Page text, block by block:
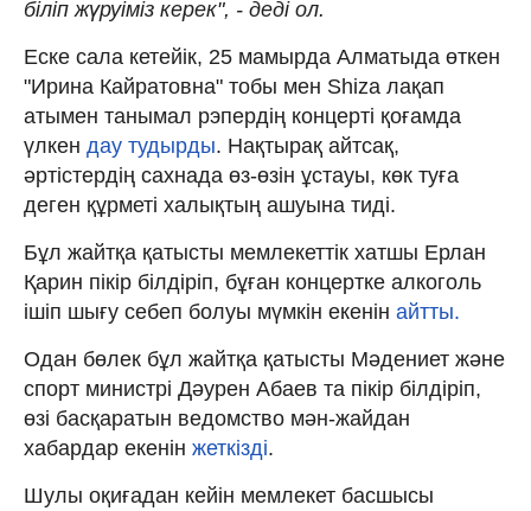
біліп жүруіміз керек", - деді ол.
Еске сала кетейік, 25 мамырда Алматыда өткен
"Ирина Кайратовна" тобы мен Shiza лақап
атымен танымал рэпердің концерті қоғамда
үлкен дау тудырды. Нақтырақ айтсақ,
әртістердің сахнада өз-өзін ұстауы, көк туға
деген құрметі халықтың ашуына тиді.
Бұл жайтқа қатысты мемлекеттік хатшы Ерлан
Қарин пікір білдіріп, бұған концертке алкоголь
ішіп шығу себеп болуы мүмкін екенін айтты.
Одан бөлек бұл жайтқа қатысты Мәдениет және
спорт министрі Дәурен Абаев та пікір білдіріп,
өзі басқаратын ведомство мән-жайдан
хабардар екенін жеткізді.
Шулы оқиғадан кейін мемлекет басшысы